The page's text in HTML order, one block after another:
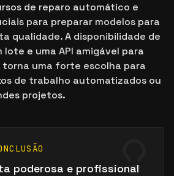
de reparo automático e
para preparar modelos para
qualidade. A disponibilidade de
e uma API amigável para
torna uma forte escolha para
de trabalho automatizados ou
projetos.
poderosa e profissional